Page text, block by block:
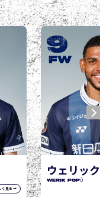
ポ
詳しく見る →
城
JOGO